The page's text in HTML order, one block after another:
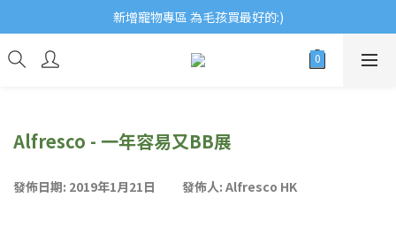
歡迎瀏覽ECCB個人護理專家 嚴選優質品牌
新增寵物專區 為毛孩買最好的:)
歡迎瀏覽ECCB個人護理專家 嚴選優質品牌
Alfresco - 一年容易又BB展
發佈日期: 2019年1月21日 發佈人: Alfresco HK